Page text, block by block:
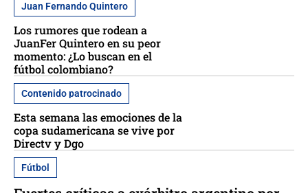
Juan Fernando Quintero
Los rumores que rodean a
JuanFer Quintero en su peor
momento: ¿Lo buscan en el
fútbol colombiano?
Contenido patrocinado
Esta semana las emociones de la
copa sudamericana se vive por
Directv y Dgo
Fútbol